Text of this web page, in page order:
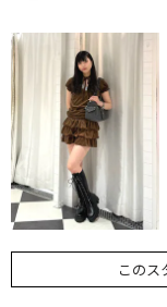
このス